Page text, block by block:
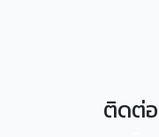
ติดต่อ